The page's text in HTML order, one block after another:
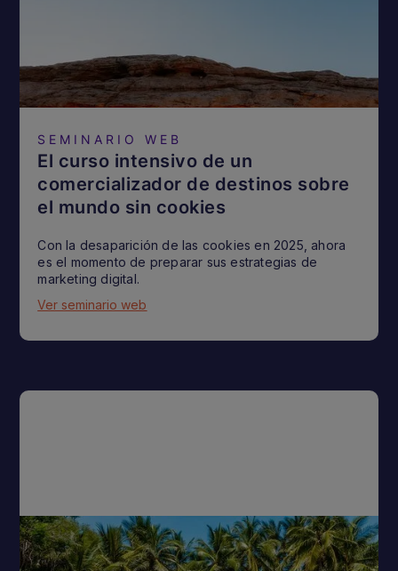
SEMINARIO WEB
El curso intensivo de un
comercializador de destinos sobre
el mundo sin cookies
Con la desaparición de las cookies en 2025, ahora
es el momento de preparar sus estrategias de
marketing digital.
Ver seminario web